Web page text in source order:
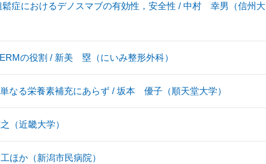
鬆症におけるデノスマブの有効性，安全性 / 中村 幸男（信州大
の役割 / 新美 塁（にいみ整形外科）
なる栄養素補充にあらず / 坂本 優子（順天堂大学）
（近畿大学）
ほか（新潟市民病院）